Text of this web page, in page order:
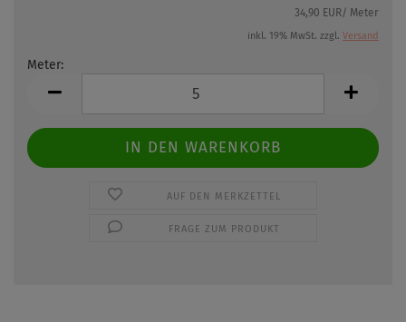
34,90 EUR/ Meter
inkl. 19% MwSt. zzgl. Versand
Meter:
AUF DEN MERKZETTEL
FRAGE ZUM PRODUKT